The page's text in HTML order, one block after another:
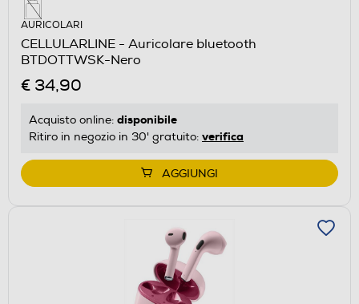
AURICOLARI
CELLULARLINE - Auricolare bluetooth
BTDOTTWSK-Nero
€ 34,90
Acquisto online: disponibile
Ritiro in negozio in 30' gratuito: verifica
AGGIUNGI